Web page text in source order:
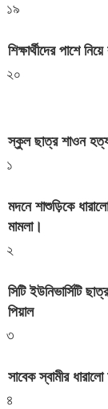
১৯
শিক্ষার্থীদের পাশে
২০
স্কুল ছাত্র শাওন
১
মদনে শাশুড়িকে
মামলা।
২
সিটি ইউনিভার্সিটি
পিয়াল
৩
সাবেক স্বামীর
৪